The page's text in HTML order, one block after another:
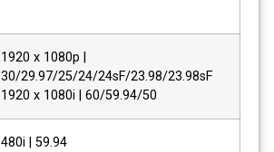
1920 x 1080p |
30/29.97/25/24/24sF/23.98/23.98sF
1920 x 1080i | 60/59.94/50
480i | 59.94